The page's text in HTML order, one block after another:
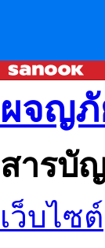
ผจญภั
สารบั
เว็บไซต์